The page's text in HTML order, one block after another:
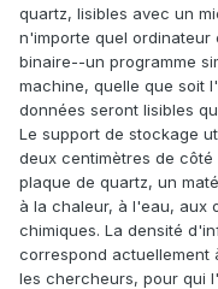
quartz, lisibles avec un
n'importe quel
binaire--un programme
machine, quelle que soit
données seront lisibles
Le support de stockage
deux centimètres de
plaque de quartz, un
à la chaleur, à l'eau, aux
chimiques. La densité
correspond actuellement
les chercheurs, pour qui